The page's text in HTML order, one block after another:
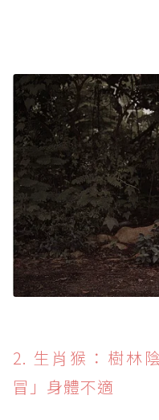
2. 生肖猴：樹林
冒」身體不適